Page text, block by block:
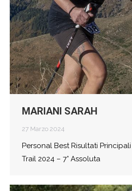
MARIANI SARAH
27 Marzo 2024
Personal Best Risultati
Trail 2024 – 7° Assoluta